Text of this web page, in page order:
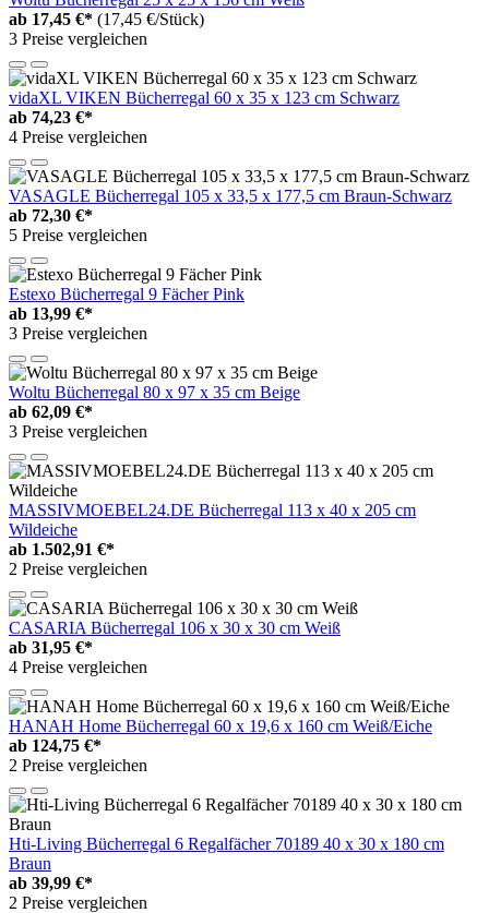
ab 17,45 €* (17,45 €/Stück)
3 Preise vergleichen
vidaXL VIKEN Bücherregal 60 x 35 x 123 cm Schwarz
ab 74,23 €*
4 Preise vergleichen
VASAGLE Bücherregal 105 x 33,5 x 177,5 cm Braun-Schwarz
ab 72,30 €*
5 Preise vergleichen
Estexo Bücherregal 9 Fächer Pink
ab 13,99 €*
3 Preise vergleichen
Woltu Bücherregal 80 x 97 x 35 cm Beige
ab 62,09 €*
3 Preise vergleichen
MASSIVMOEBEL24.DE Bücherregal 113 x 40 x 205 cm
Wildeiche
ab 1.502,91 €*
2 Preise vergleichen
CASARIA Bücherregal 106 x 30 x 30 cm Weiß
ab 31,95 €*
4 Preise vergleichen
HANAH Home Bücherregal 60 x 19,6 x 160 cm Weiß/Eiche
ab 124,75 €*
2 Preise vergleichen
Hti-Living Bücherregal 6 Regalfächer 70189 40 x 30 x 180 cm
Braun
ab 39,99 €*
2 Preise vergleichen